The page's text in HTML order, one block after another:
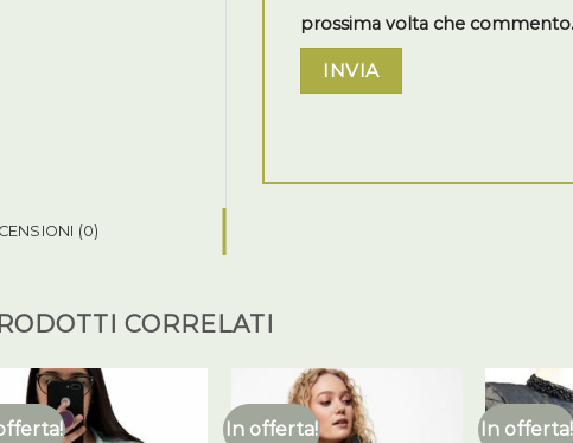
(0)
prossima volta che commento.
CORRELATI
In offerta! In offerta!